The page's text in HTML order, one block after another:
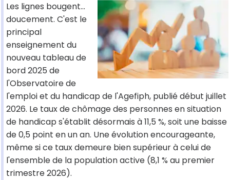
Les lignes bougent...
doucement. C'est le
principal
enseignement du
nouveau tableau de
bord 2025 de
l'Observatoire de
l'emploi et du handicap de l'Agefiph, publié début juillet
2026. Le taux de chômage des personnes en situation
de handicap s'établit désormais à 11,5 %, soit une baisse
de 0,5 point en un an. Une évolution encourageante,
même si ce taux demeure bien supérieur à celui de
l'ensemble de la population active (8,1 % au premier
trimestre 2026).